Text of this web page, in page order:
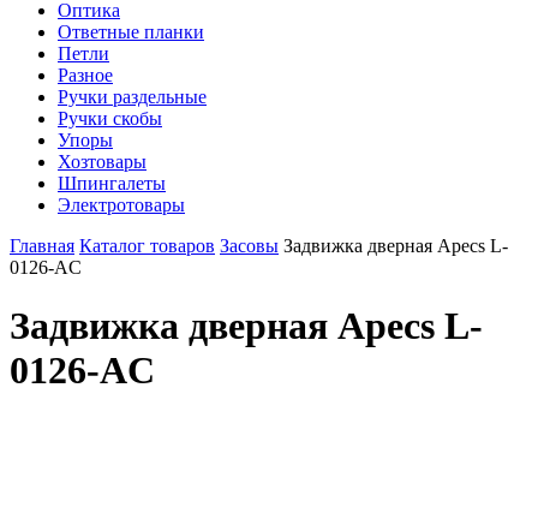
Оптика
Ответные планки
Петли
Разное
Ручки раздельные
Ручки скобы
Упоры
Хозтовары
Шпингалеты
Электротовары
Главная Каталог товаров Засовы Задвижка дверная Apecs L-
0126-AC
Задвижка дверная Apecs L-
0126-AC